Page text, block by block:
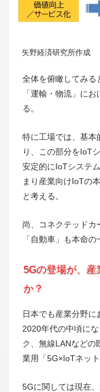
矢野経済研究所作成
全体を俯瞰してみる
「運輸・物流」に
る。
特に工場では、基本
り、この部分をIoT
安定的にIoTシステ
まり産業向けIoTの
と考える。
尚、コネクテッドカ
「自動車」も本命の
5Gの登場が、
か？
日本でも産業分野に
2020年代の中頃に
ク、無線LANなどの
業用「5G×IoTネッ
5Gに関しては現在